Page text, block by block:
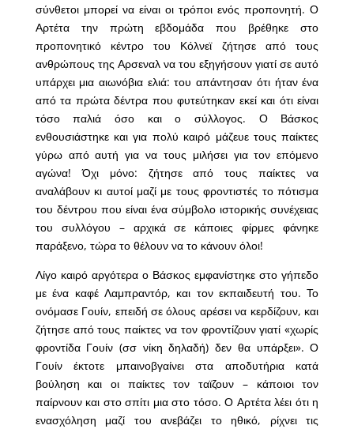
σύνθετοι μπορεί να είναι οι τρόποι ενός προπονητή. Ο
Αρτέτα την πρώτη εβδομάδα που βρέθηκε στο
προπονητικό κέντρο του Κόλνεϊ ζήτησε από τους
ανθρώπους της Αρσεναλ να του εξηγήσουν γιατί σε αυτό
υπάρχει μια αιωνόβια ελιά: του απάντησαν ότι ήταν ένα
από τα πρώτα δέντρα που φυτεύτηκαν εκεί και ότι είναι
τόσο παλιά όσο και ο σύλλογος. Ο Βάσκος
ενθουσιάστηκε και για πολύ καιρό μάζευε τους παίκτες
γύρω από αυτή για να τους μιλήσει για τον επόμενο
αγώνα! Όχι μόνο: ζήτησε από τους παίκτες να
αναλάβουν κι αυτοί μαζί με τους φροντιστές το πότισμα
του δέντρου που είναι ένα σύμβολο ιστορικής συνέχειας
του συλλόγου – αρχικά σε κάποιες φίρμες φάνηκε
παράξενο, τώρα το θέλουν να το κάνουν όλοι!
Λίγο καιρό αργότερα ο Βάσκος εμφανίστηκε στο γήπεδο
με ένα καφέ Λαμπραντόρ, και τον εκπαιδευτή του. Το
ονόμασε Γουίν, επειδή σε όλους αρέσει να κερδίζουν, και
ζήτησε από τους παίκτες να τον φροντίζουν γιατί «χωρίς
φροντίδα Γουίν (σσ νίκη δηλαδή) δεν θα υπάρξει». Ο
Γουίν έκτοτε μπαινοβγαίνει στα αποδυτήρια κατά
βούληση και οι παίκτες τον ταϊζουν – κάποιοι τον
παίρνουν και στο σπίτι μια στο τόσο. Ο Αρτέτα λέει ότι η
ενασχόληση μαζί του ανεβάζει το ηθικό, ρίχνει τις